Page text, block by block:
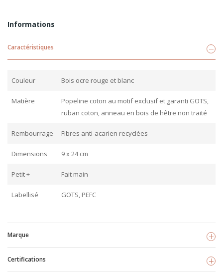
Informations
Caractéristiques
Couleur Bois ocre rouge et blanc
Matière
Popeline coton au motif exclusif et garanti GOTS,
ruban coton, anneau en bois de hêtre non traité
Rembourrage Fibres anti-acarien recyclées
Dimensions 9 x 24 cm
Petit + Fait main
Labellisé GOTS, PEFC
Marque
Voir les produits
Certifications